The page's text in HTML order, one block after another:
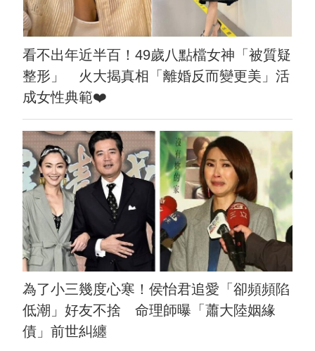
看不出年近半百！49歲八點檔女神「被質疑
整形」 火大揭真相「離婚反而變更美」活
成女性典範❤️
為了小三幾度心寒！侯怡君追愛「卻頻頻陷
低潮」好友不捨 命理師曝「蕭大陸姻緣
債」前世糾纏